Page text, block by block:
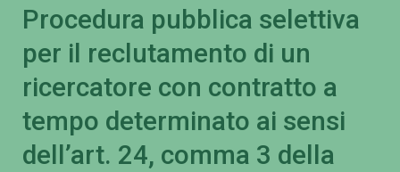
Procedura pubblica selettiva
per il reclutamento di un
ricercatore con contratto a
tempo determinato ai sensi
dell’art. 24, comma 3 della